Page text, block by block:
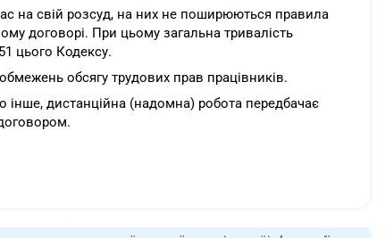
на свій розсуд, на них не поширюються правила
договорі. При цьому загальна тривалість
цього Кодексу.
обсягу трудових прав працівників.
дистанційна (надомна) робота передбачає